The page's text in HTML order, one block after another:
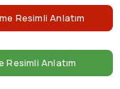
Resimli Anlatım
Resimli Anlatım